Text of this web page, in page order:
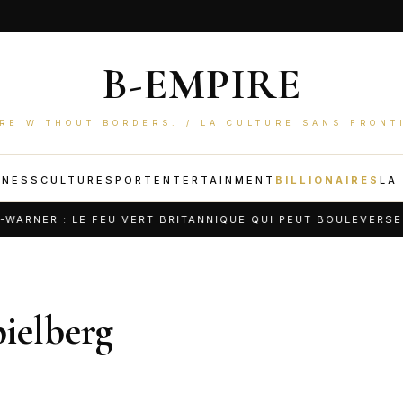
B-EMPIRE
WITHOUT BORDERS. / LA CULTURE SANS
CULTURE SPORT ENTERTAINMENT BILLIONAIRES LA
: LE FEU VERT BRITANNIQUE QUI PEUT BOULEVERSER